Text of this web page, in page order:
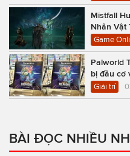
Mistfall
Nhân Vật
Game
Palworld
bị đầu cơ
Giải trí
BÀI ĐỌC NHIỀU